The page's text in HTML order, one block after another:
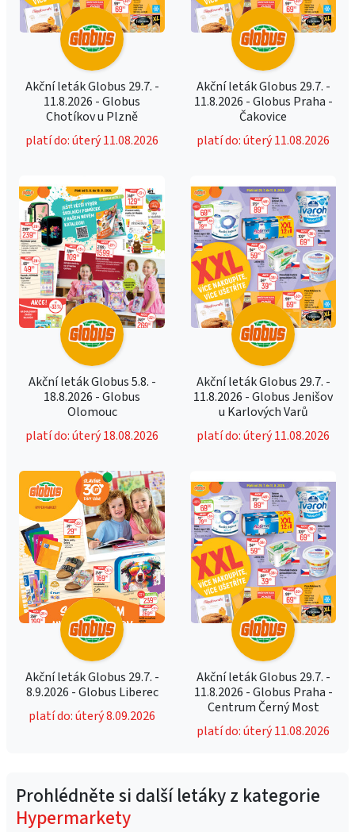
Akční leták Globus 29.7. -
11.8.2026 - Globus
Chotíkov u Plzně
platí do: úterý 11.08.2026
Akční leták Globus 29.7. -
11.8.2026 - Globus Praha -
Čakovice
platí do: úterý 11.08.2026
Akční leták Globus 5.8. -
18.8.2026 - Globus
Olomouc
platí do: úterý 18.08.2026
Akční leták Globus 29.7. -
11.8.2026 - Globus Jenišov
u Karlových Varů
platí do: úterý 11.08.2026
Akční leták Globus 29.7. -
8.9.2026 - Globus Liberec
platí do: úterý 8.09.2026
Akční leták Globus 29.7. -
11.8.2026 - Globus Praha -
Centrum Černý Most
platí do: úterý 11.08.2026
Prohlédněte si další letáky z kategorie
Hypermarkety